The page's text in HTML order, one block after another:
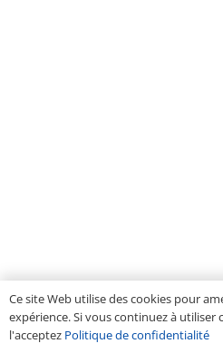
Ce site Web utilise des cookies pour
expérience. Si vous continuez à utiliser
l'acceptez Politique de confidentialité